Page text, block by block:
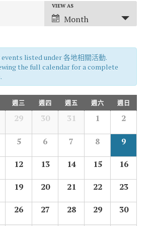
Event
Views
Navigation
VIEW AS
Month
listed under 各地相關活動.
the full calendar for a complete
週三 週四 週五 週六 週日
29 30 31 1 2
5 6 7 8 9
12 13 14 15 16
19 20 21 22 23
26 27 28 29 30